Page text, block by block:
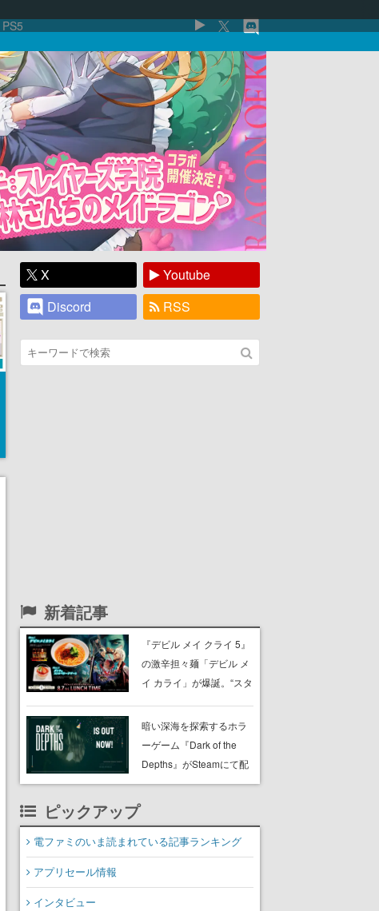
PS5
X
Youtube
Discord
RSS
新着記事
『デビル メイ クライ 5』
の激辛担々麺「デビル メ
イ カライ」が爆誕。“スタ
た”と公式が報告
暗い深海を探索するホラ
ーゲーム『Dark of the
Depths』がSteamにて配
信開始。懐中電灯の光を
ピックアップ
電ファミのいま読まれている記事ランキング
アプリセール情報
インタビュー